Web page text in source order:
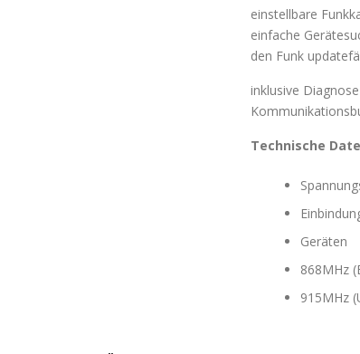
einstellbare
einfache
den Funk
inklusive
Technische
Geräten
868MHz
915MHz